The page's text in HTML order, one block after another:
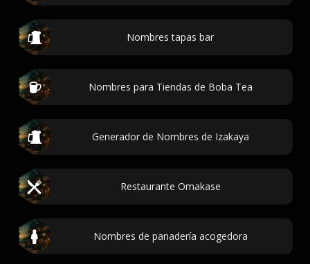
Nombres tapas bar
Nombres para Tiendas de Boba Tea
Generador de Nombres de Izakaya
Restaurante Omakase
Nombres de panadería acogedora